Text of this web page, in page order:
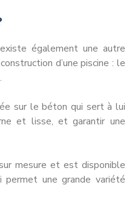
également une autre
d’une piscine : le
sur le béton qui sert à lui
et lisse, et garantir une
mesure et est disponible
permet une grande variété